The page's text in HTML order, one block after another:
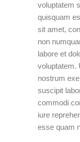
voluptatem
quisquam
sit amet,
non
labore et
voluptatem.
nostrum
suscipit
commodi
iure
esse quam